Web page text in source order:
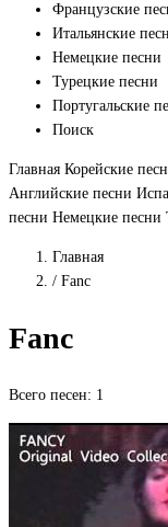
Французские
Итальянские
Немецкие песни
Турецкие песни
Португальские
Поиск
Главная Корейские
Английские песни
песни Немецкие песни
Главная
/ Fanc
Fanc
Всего песен: 1